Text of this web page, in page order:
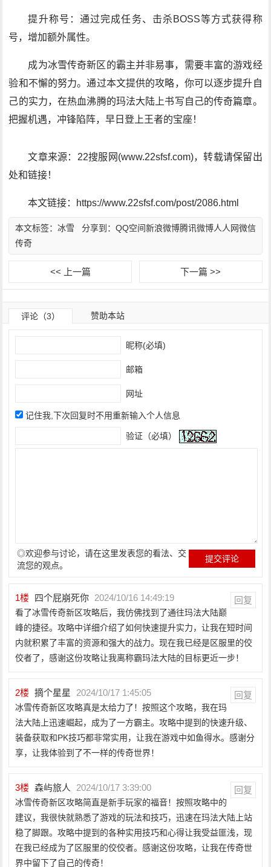
提升称号：通过完成任务、击杀BOSS等方式获得称
号，增加额外属性。
成为冰雪传奇新区的霸主并非易事，需要丰富的游戏经
验和不懈的努力。通过本文提供的攻略，你可以逐步提升自
己的实力，在热血沸腾的玛法大陆上书写自己的传奇篇章。
把握机遇，冲锋陷阵，早日登上王者的宝座！
文章来源：22搜服网(www.22sfsf.com)，转载请保留出
处和链接！
本文链接：https://www.22sfsf.com/post/2086.html
分享到： QQ空间新浪微博腾讯微博人人网微信
本文标签：冰雪
传奇
<< 上一篇 下一篇 >>
评论（3） 赞助本站
昵称(必填)
邮箱
网址
记住我,下次回复时不用重新输入个人信息
验证（必填）
◎欢迎参与讨论，请在这里发表您的看法、交
流您的观点。
1楼 四个屁崩死你 2024/10/16 14:49:19 回复
看了冰雪传奇新区攻略后，我仿佛找到了通往玛法大陆巅
峰的捷径。攻略中详细介绍了如何快速提升实力，让我在短时间
内就积累了丰富的资源和强大的战力。现在我已经是区服里的佼
佼者了，感谢这份攻略让我离称霸玛法大陆的目标更近一步！
2楼 摘个星星 2024/10/17 1:45:05 回复
冰雪传奇新区攻略真是太给力了！按照这个攻略，我在玛
法大陆上迅速崛起，成为了一方霸主。攻略中提到的快速升级、
装备获取和PK技巧都非常实用，让我在游戏中如鱼得水。感谢分
享，让我体验到了不一样的传奇世界！
3楼 森屿旅人 2024/10/17 3:39:00 回复
冰雪传奇新区攻略简直是新手玩家的福音！按照攻略中的
建议，我很快就熟悉了游戏的玩法和技巧，迅速在玛法大陆上站
稳了脚跟。攻略中提到的各种实用技巧和心得让我受益匪浅，现
在我已经成为了区服里的佼佼者。感谢这份攻略，让我在传奇世
界中留下了自己的传奇！